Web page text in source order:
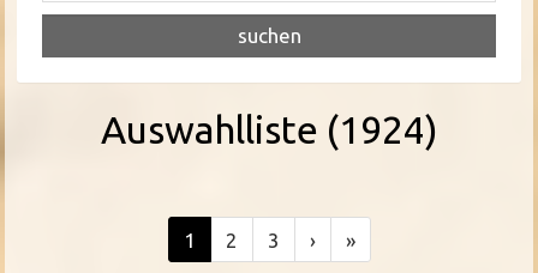
Auswahlliste (1924)
1 2 3 › »